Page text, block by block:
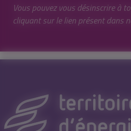
Vous pouvez vous désinscrire à
cliquant sur le lien présent dans